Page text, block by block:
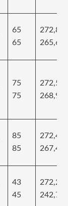
65
65
75
75
85
85
43
45